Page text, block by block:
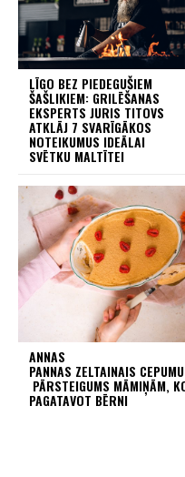
LĪGO BEZ PIEDEGUŠIEM
ŠAŠLIKIEM: GRILĒŠANAS
EKSPERTS JURIS TITOVS
ATKLĀJ 7 SVARĪGĀKOS
NOTEIKUMUS IDEĀLAI
SVĒTKU MALTĪTEI
ANNAS
PANNAS ZELTAINAIS
PĀRSTEIGUMS MĀMIŅĀM,
PAGATAVOT BĒRNI